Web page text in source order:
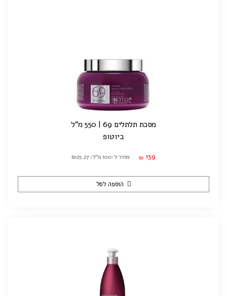
מסכת תלתלים 69 | 550 מ"ל
ביוטופ
₪ 139 מחיר ל-100 מ"ל: ₪25.27
הוספה לסל